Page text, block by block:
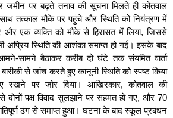
पर बढ़ते तनाव की सूचना मिलते ही कोतवाल
तत्काल मौके पर पहुंचे और स्थिति को नियंत्रण में
और एक व्यक्ति को मौके से हिरासत में लिया, जिससे
अप्रिय स्थिति की आशंका समाप्त हो गई। इसके बाद
सामने बैठाकर करीब दो घंटे तक संयमित वार्ता
से जांच करते हुए कानूनी स्थिति को स्पष्ट किया
रखने पर ज़ोर दिया। आखिरकार, कोतवाल की
दोनों पक्ष विवाद सुलझाने पर सहमत हो गए, और 70
ढंग से समाप्त हुआ। घटना के बाद स्कूल प्रबंधन